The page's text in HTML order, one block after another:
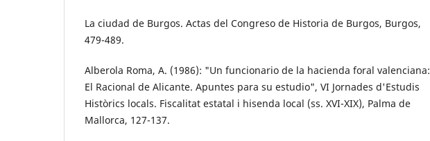
La ciudad de Burgos. Actas del Congreso de Historia de Burgos, Burgos,
479-489.
Alberola Roma, A. (1986): "Un funcionario de la hacienda foral valenciana:
El Racional de Alicante. Apuntes para su estudio", VI Jornades d'Estudis
Històrics locals. Fiscalitat estatal i hisenda local (ss. XVI-XIX), Palma de
Mallorca, 127-137.